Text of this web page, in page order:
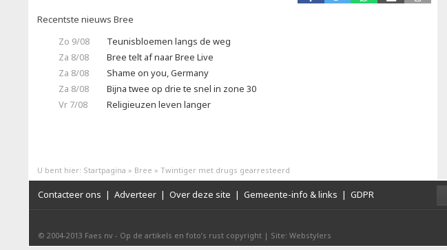
Recentste nieuws Bree
Zo 9/08
Teunisbloemen langs de weg
Za 8/08
Bree telt af naar Bree Live
Za 8/08
Shame on you, Germany
Za 8/08
Bijna twee op drie te snel in zone 30
Vr 7/08
Religieuzen leven langer
U bent hier: Startpagina » Bree » Twintiger met drugs gearresteerd
Contacteer ons | Adverteer | Over deze site | Gemeente-info & links | GDPR
© 2004-2013 Faes nv - Op de artikels en foto’s rust copyright | Site: Webstylers